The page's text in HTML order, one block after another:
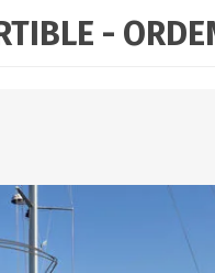
Eje
Radios
Banderas
Grilletes
Fox -